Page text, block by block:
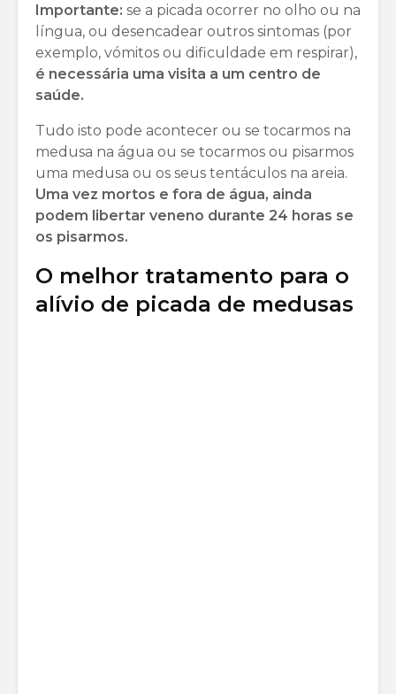
Importante: se a picada ocorrer no olho ou na
língua, ou desencadear outros sintomas (por
exemplo, vómitos ou dificuldade em respirar),
é necessária uma visita a um centro de
saúde.
Tudo isto pode acontecer ou se tocarmos na
medusa na água ou se tocarmos ou pisarmos
uma medusa ou os seus tentáculos na areia.
Uma vez mortos e fora de água, ainda
podem libertar veneno durante 24 horas se
os pisarmos.
O melhor tratamento para o
alívio de picada de medusas